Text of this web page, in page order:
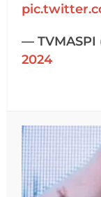
— TVMASPI
2024